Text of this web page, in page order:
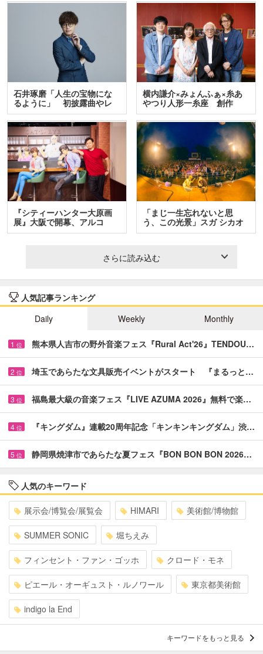
石井琢磨「人生の宝物にな
るように」 初披露曲やレ
ア…
横内謙介×みょんふぁ×糸あ
やつり人形一糸座 創作
人…
『シティーハンター大原画
展』大阪で開幕、アルコ
＆…
「まじ一生忘れないと思
う、この光景」スガ シカオ
と…
さらに読み込む
人気記事ランキング
Daily
Weekly Monthly
1 位 熊本県人吉市の野外音楽フェス『Rural Act'26』TENDOU…
2 位 埼玉であらたな文具販売イベントがスタート 『まるっと…
3 位 福島最大級の音楽フェス『LIVE AZUMA 2026』無料で楽…
4 位 『キングダム』連載20周年記念「キンキンキングダム」渋…
5 位 静岡県焼津市であらたな夏フェス『BON BON BON 2026…
人気のキーワード
展示会/博覧会/展覧会 HIMARI 美術館/博物館
SUMMER SONIC 堀ちえみ
フィンセント・ファン・ゴッホ クロード・モネ
ピエール・オーギュスト・ルノワール 東京都美術館
indigo la End
キーワードをもっと見る